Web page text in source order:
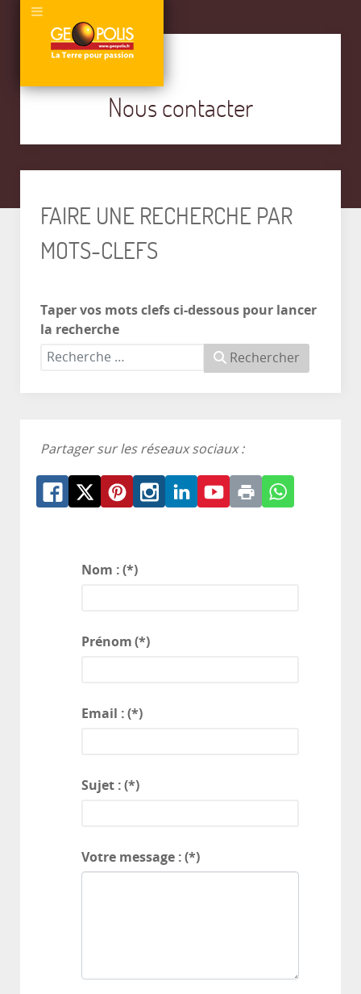
Nous contacter
FAIRE UNE RECHERCHE PAR
MOTS-CLEFS
Taper vos mots clefs ci-dessous pour lancer
la recherche
Rechercher
Partager sur les réseaux sociaux :
Nom :(*)
Prénom(*)
Email :(*)
Sujet :(*)
Votre message :(*)